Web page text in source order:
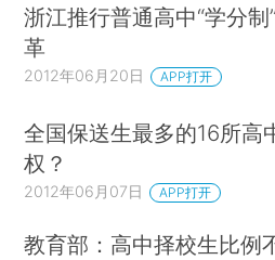
浙江推行普通高中“学分制
革
2012年06月20日 APP打开
全国保送生最多的16所高
权？
2012年06月07日 APP打开
教育部：高中择校生比例